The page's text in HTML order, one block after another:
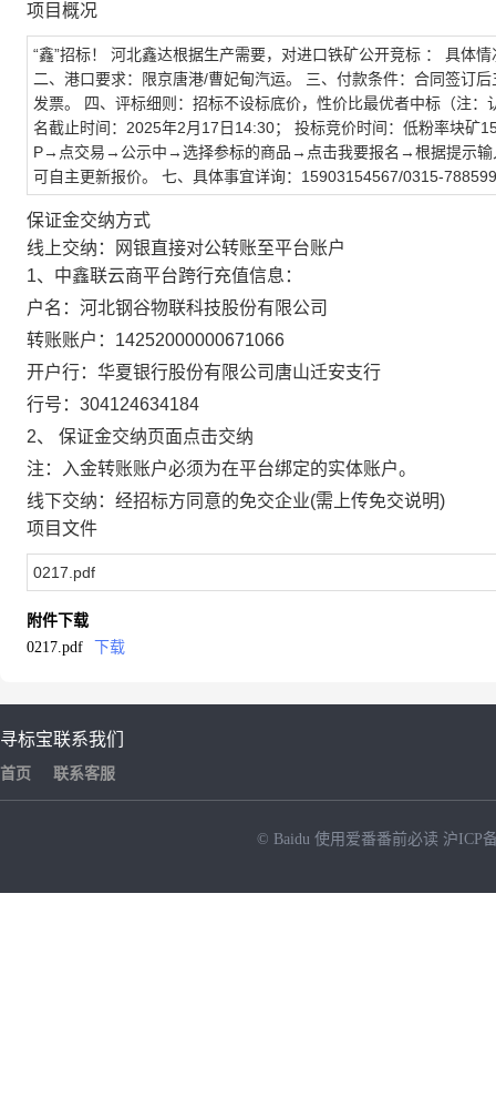
项目概况
“鑫”招标！ 河北鑫达根据生产需要，对进口铁矿公开竞标 ： 具体
二、港口要求：限京唐港/曹妃甸汽运。 三、付款条件：合同签订
发票。 四、评标细则：招标不设标底价，性价比最优者中标（注
名截止时间：2025年2月17日14:30； 投标竞价时间：低粉率块矿
P→点交易→公示中→选择参标的商品→点击我要报名→根据提示
可自主更新报价。 七、具体事宜详询：15903154567/0315-
保证金交纳方式
线上交纳：网银直接对公转账至平台账户
1、中鑫联云商平台跨行充值信息：
户名：河北钢谷物联科技股份有限公司
转账账户：14252000000671066
开户行：华夏银行股份有限公司唐山迁安支行
行号：304124634184
2、 保证金交纳页面点击交纳
注：入金转账账户必须为在平台绑定的实体账户。
线下交纳：经招标方同意的免交企业(需上传免交说明)
项目文件
0217.pdf
附件下载
0217.pdf
下载
寻标宝
首页
联系我们
联系客服
© Baidu 使用爱番番前必读 沪ICP